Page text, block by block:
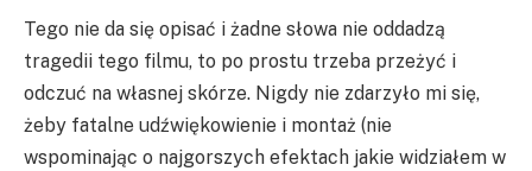
Tego nie da się opisać i żadne słowa nie oddadzą
tragedii tego filmu, to po prostu trzeba przeżyć i
odczuć na własnej skórze. Nigdy nie zdarzyło mi się,
żeby fatalne udźwiękowienie i montaż (nie
wspominając o najgorszych efektach jakie widziałem w